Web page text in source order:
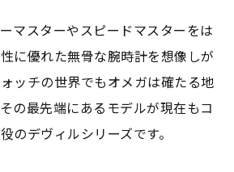
マスターやスピードマスターをは
に優れた無骨な腕時計を想像しが
ッチの世界でもオメガは確たる地
の最先端にあるモデルが現在もコ
のデヴィルシリーズです。